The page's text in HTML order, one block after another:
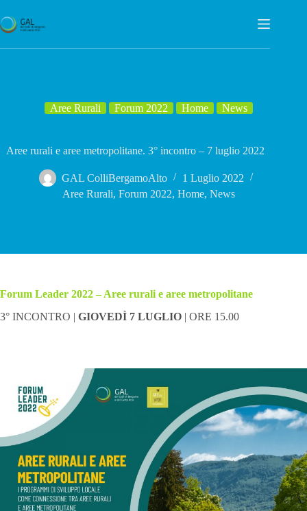
al
contenuto
Aree Rurali Forum 2022 Home News
Aree rurali e aree metropolitane. 3° incontro – 7 luglio 2022
GAL ColliBergamoAlto
1 Luglio 2022
Aree Rurali,Forum 2022,Home,News
Forum Leader 2022 – Aree rurali e aree metropolitane
3° INCONTRO | GIOVEDÌ 7 LUGLIO | ORE 15.00